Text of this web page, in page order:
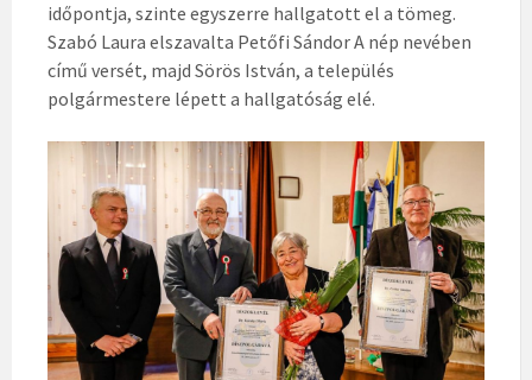
e
s
t
e
r
,
S
e
y
G
á
b
o
időpontja, szinte egyszerre hallgatott el a tömeg.
Szabó Laura elszavalta Petőfi Sándor A nép nevében
című versét, majd Sörös István, a település
polgármestere lépett a hallgatóság elé.